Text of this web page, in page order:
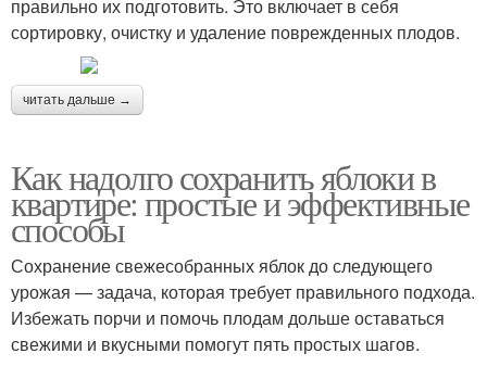
правильно их подготовить. Это включает в себя
сортировку, очистку и удаление поврежденных плодов.
читать дальше →
Как надолго сохранить яблоки в
квартире: простые и эффективные
способы
Сохранение свежесобранных яблок до следующего
урожая — задача, которая требует правильного подхода.
Избежать порчи и помочь плодам дольше оставаться
свежими и вкусными помогут пять простых шагов.